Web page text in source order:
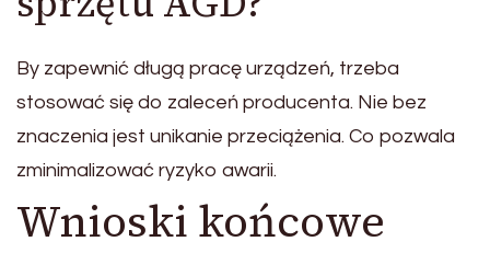
By zapewnić długą pracę urządzeń, trzeba
stosować się do zaleceń producenta. Nie bez
znaczenia jest unikanie przeciążenia. Co pozwala
zminimalizować ryzyko awarii.
Wnioski końcowe